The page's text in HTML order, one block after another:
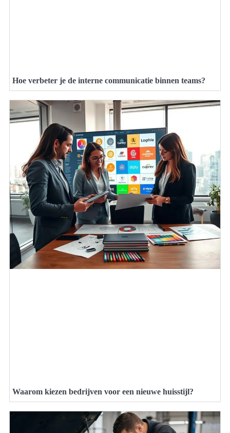
Hoe verbeter je de interne communicatie binnen teams?
Waarom kiezen bedrijven voor een nieuwe huisstijl?